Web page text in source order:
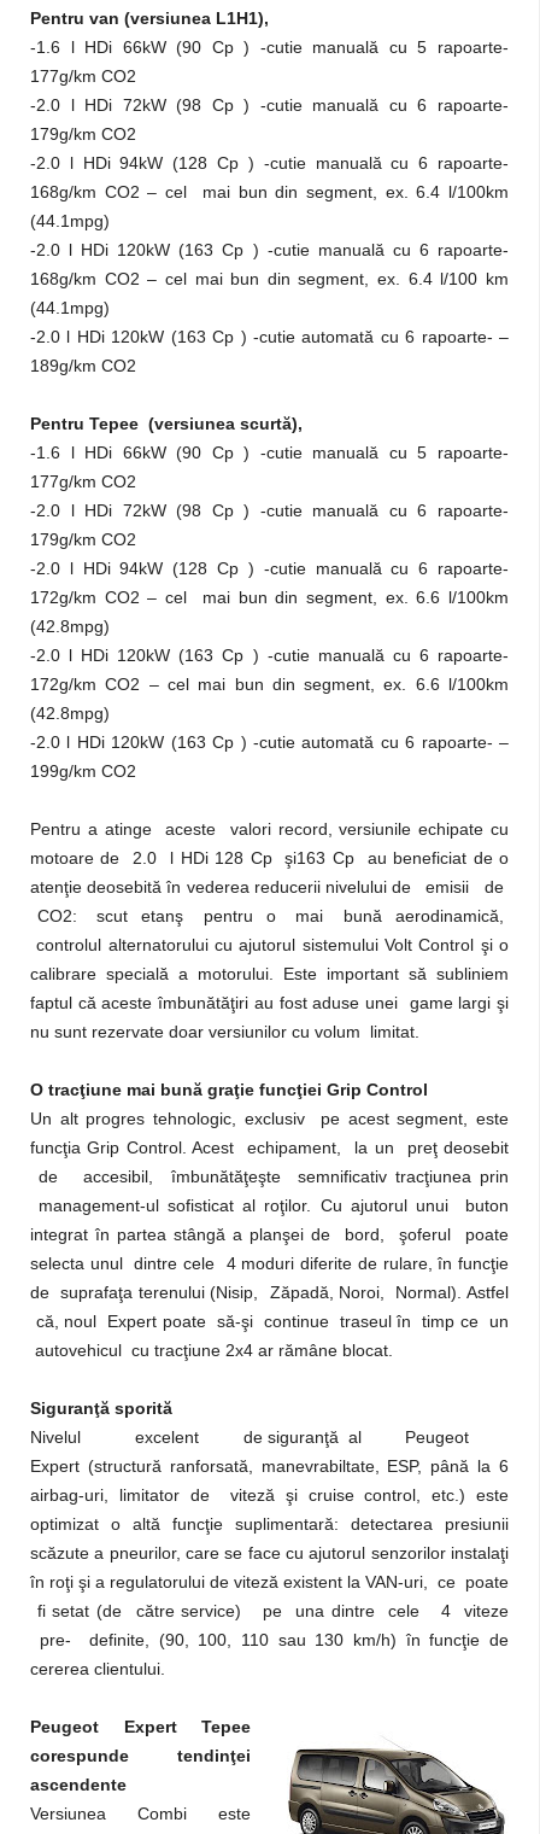
Pentru van (versiunea L1H1),
-1.6 l HDi 66kW (90 Cp ) -cutie manuală cu 5 rapoarte-
177g/km CO2
-2.0 l HDi 72kW (98 Cp ) -cutie manuală cu 6 rapoarte-
179g/km CO2
-2.0 l HDi 94kW (128 Cp ) -cutie manuală cu 6 rapoarte-
168g/km CO2 – cel mai bun din segment, ex. 6.4 l/100km
(44.1mpg)
-2.0 l HDi 120kW (163 Cp ) -cutie manuală cu 6 rapoarte-
168g/km CO2 – cel mai bun din segment, ex. 6.4 l/100 km
(44.1mpg)
-2.0 l HDi 120kW (163 Cp ) -cutie automată cu 6 rapoarte- –
189g/km CO2
Pentru Tepee (versiunea scurtă),
-1.6 l HDi 66kW (90 Cp ) -cutie manuală cu 5 rapoarte-
177g/km CO2
-2.0 l HDi 72kW (98 Cp ) -cutie manuală cu 6 rapoarte-
179g/km CO2
-2.0 l HDi 94kW (128 Cp ) -cutie manuală cu 6 rapoarte-
172g/km CO2 – cel mai bun din segment, ex. 6.6 l/100km
(42.8mpg)
-2.0 l HDi 120kW (163 Cp ) -cutie manuală cu 6 rapoarte-
172g/km CO2 – cel mai bun din segment, ex. 6.6 l/100km
(42.8mpg)
-2.0 l HDi 120kW (163 Cp ) -cutie automată cu 6 rapoarte- –
199g/km CO2
Pentru a atinge aceste valori record, versiunile echipate cu
motoare de 2.0 l HDi 128 Cp şi163 Cp au beneficiat de o
atenţie deosebită în vederea reducerii nivelului de emisii de
CO2: scut etanş pentru o mai bună aerodinamică,
controlul alternatorului cu ajutorul sistemului Volt Control şi o
calibrare specială a motorului. Este important să subliniem
faptul că aceste îmbunătăţiri au fost aduse unei game largi şi
nu sunt rezervate doar versiunilor cu volum limitat.
O tracţiune mai bună graţie funcţiei Grip Control
Un alt progres tehnologic, exclusiv pe acest segment, este
funcţia Grip Control. Acest echipament, la un preţ deosebit
de accesibil, îmbunătăţeşte semnificativ tracţiunea prin
management-ul sofisticat al roţilor. Cu ajutorul unui buton
integrat în partea stângă a planşei de bord, şoferul poate
selecta unul dintre cele 4 moduri diferite de rulare, în funcţie
de suprafaţa terenului (Nisip, Zăpadă, Noroi, Normal). Astfel
că, noul Expert poate să-şi continue traseul în timp ce un
autovehicul cu tracţiune 2x4 ar rămâne blocat.
Siguranţă sporită
Nivelul excelent de siguranţă al Peugeot
Expert (structură ranforsată, manevrabiltate, ESP, până la 6
airbag-uri, limitator de viteză şi cruise control, etc.) este
optimizat o altă funcţie suplimentară: detectarea presiunii
scăzute a pneurilor, care se face cu ajutorul senzorilor instalaţi
în roţi şi a regulatorului de viteză existent la VAN-uri, ce poate
fi setat (de către service) pe una dintre cele 4 viteze
pre- definite, (90, 100, 110 sau 130 km/h) în funcţie de
cererea clientului.
Peugeot Expert Tepee
corespunde tendinţei
ascendente
Versiunea Combi este